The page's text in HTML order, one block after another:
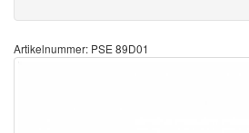
Artikelnummer: PSE 89D01